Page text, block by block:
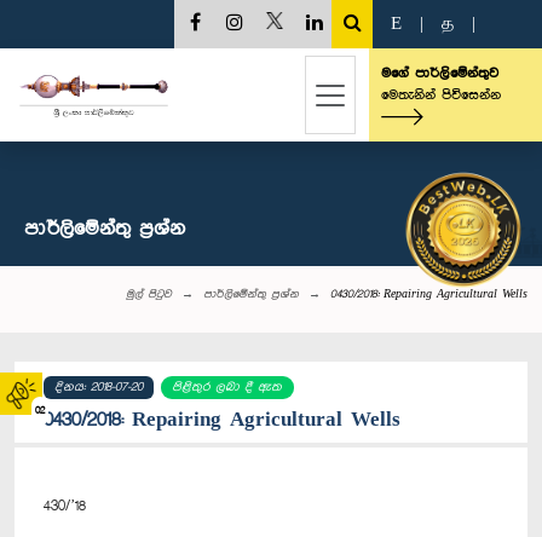
02
E த
මගේ පාර්ලිමේන්තුව
මෙතැනින් පිවිසෙන්න
පාර්ලි‌මේන්තු‌ ප්‍රශ්න
මුල් පිටුව පාර්ලි‌මේන්තු‌ ප්‍රශ්න 0430/2018: Repairing Agricultural Wells
දිනය: 2018-07-20 පිළිතුර ලබා දී ඇත
0430/2018: Repairing Agricultural Wells
430/’18